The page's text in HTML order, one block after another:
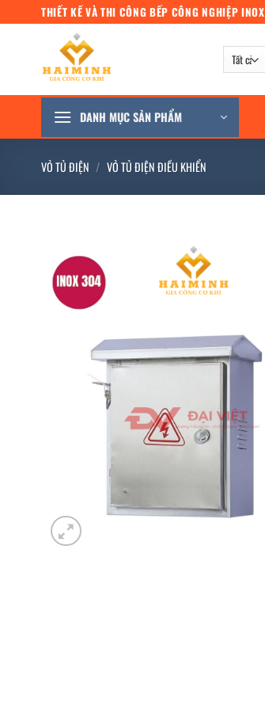
qua
THIẾT KẾ VÀ THI CÔNG BẾP CÔNG NGHIỆP INOX
DANH MỤC SẢN PHẨM
VỎ TỦ ĐIỆN / VỎ TỦ ĐIỆN ĐIỀU KHIỂN